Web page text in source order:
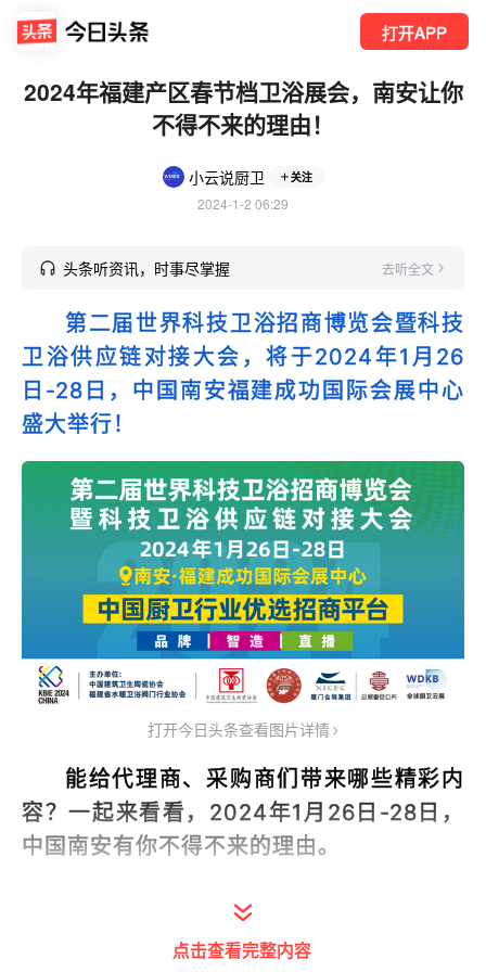
打开APP
2024年福建产区春节档卫浴展会，南安让你
不得不来的理由！
小云说厨卫 关注
2024-1-2 06:29
头条听资讯，时事尽掌握 去听全文
第二届世界科技卫浴招商博览会暨科技
卫浴供应链对接大会，将于2024年1月26
日-28日，中国南安福建成功国际会展中心
盛大举行！
打开今日头条查看图片详情
能给代理商、采购商们带来哪些精彩内
容？一起来看看，2024年1月26日-28日，
中国南安有你不得不来的理由。
点击查看完整内容